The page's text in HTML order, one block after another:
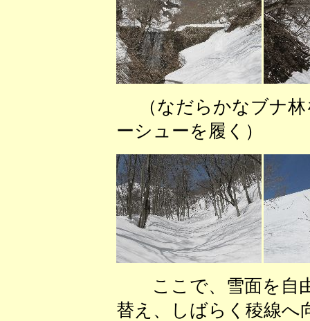
（なだらかなブ
ーシューを履く） （
ここで、雪面を自由
替え、しばらく稜線へ